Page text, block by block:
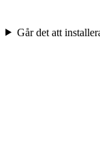
Går det att